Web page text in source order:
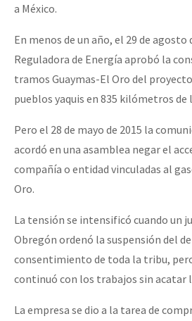
a México.
En menos de un año, el 29 de agosto
Reguladora de Energía aprobó la
tramos Guaymas-El Oro del
pueblos yaquis en 835 kilómetros de
Pero el 28 de mayo de 2015 la
acordó en una asamblea negar el
compañía o entidad vinculadas al
Oro.
La tensión se intensificó cuando un
Obregón ordenó la suspensión del
consentimiento de toda la tribu,
continuó con los trabajos sin acatar
La empresa se dio a la tarea de